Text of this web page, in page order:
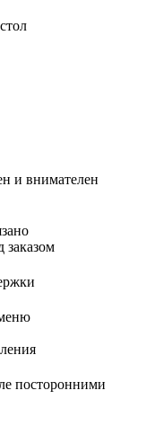
и внимателен
заказом
посторонними